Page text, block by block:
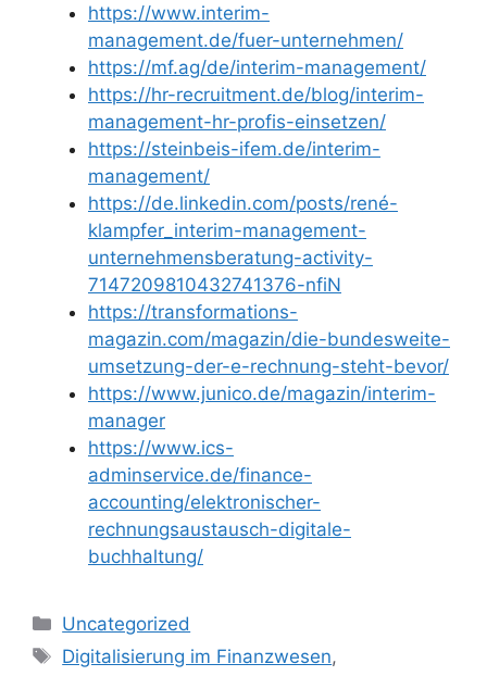
https://www.interim-
management.de/fuer-unternehmen/
https://mf.ag/de/interim-management/
https://hr-recruitment.de/blog/interim-
management-hr-profis-einsetzen/
https://steinbeis-ifem.de/interim-
management/
https://de.linkedin.com/posts/rené-
klampfer_interim-management-
unternehmensberatung-activity-
7147209810432741376-nfiN
https://transformations-
magazin.com/magazin/die-bundesweite-
umsetzung-der-e-rechnung-steht-bevor/
https://www.junico.de/magazin/interim-
manager
https://www.ics-
adminservice.de/finance-
accounting/elektronischer-
rechnungsaustausch-digitale-
buchhaltung/
Kategorien
Uncategorized
Schlagwörter
Digitalisierung im Finanzwesen,